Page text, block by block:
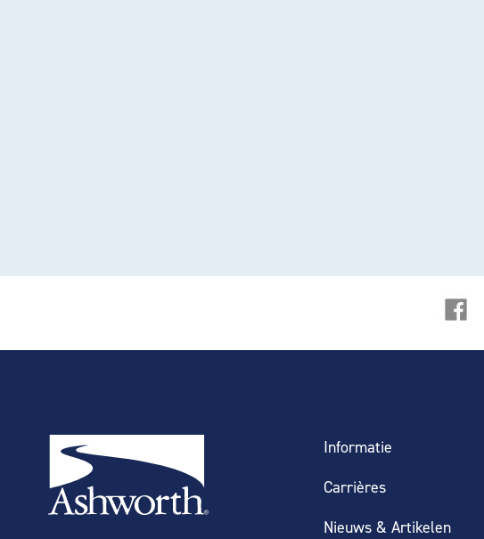
Informatie
Carrières
Nieuws & Artikelen